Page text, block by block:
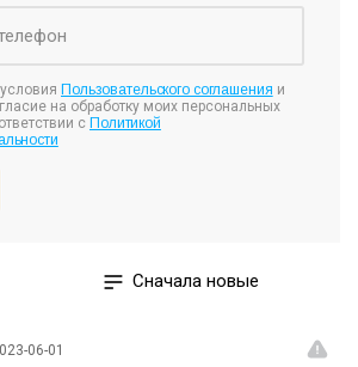
вам помогут в компании «Канев
Пользовательского соглашения и
на обработку моих персональных
с Политикой
Сначала новые
06-01